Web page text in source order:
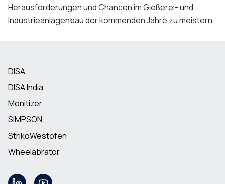
Herausforderungen und Chancen im Gießerei- und
Industrieanlagenbau der kommenden Jahre zu meistern.
DISA
DISA India
Monitizer
SIMPSON
StrikoWestofen
Wheelabrator